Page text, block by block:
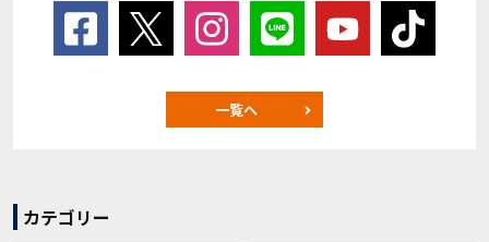
一覧へ
カテゴリー